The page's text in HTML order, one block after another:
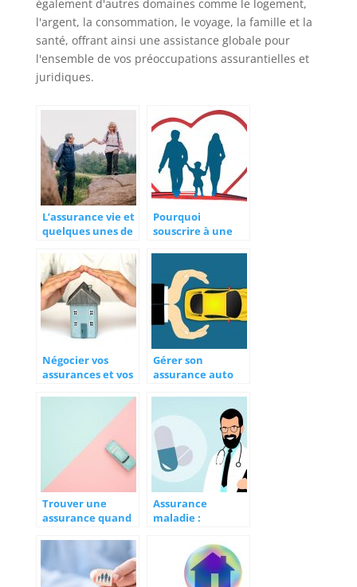
également d'autres domaines comme le logement,
l'argent, la consommation, le voyage, la famille et la
santé, offrant ainsi une assistance globale pour
l'ensemble de vos préoccupations assurantielles et
juridiques.
L’assurance vie et
quelques unes de
Pourquoi
souscrire à une
Négocier vos
assurances et vos
Gérer son
assurance auto
conseils pratiques
Trouver une
assurance quand
Assurance
maladie :